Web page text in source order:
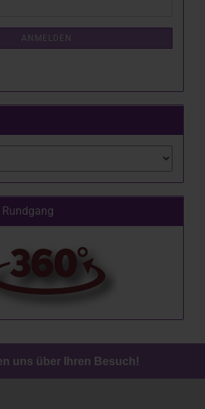
ANMELDEN
uns über Ihren Besuch!